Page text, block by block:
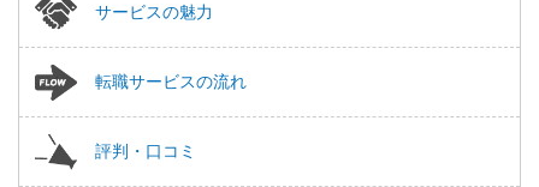
サービスの魅力
転職サービスの流れ
評判・口コミ